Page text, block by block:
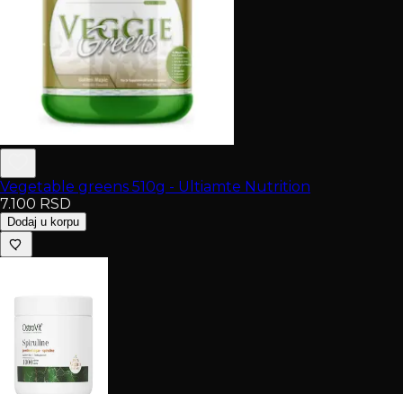
Vegetable greens 510g - Ultiamte Nutrition
7.100 RSD
Dodaj u korpu